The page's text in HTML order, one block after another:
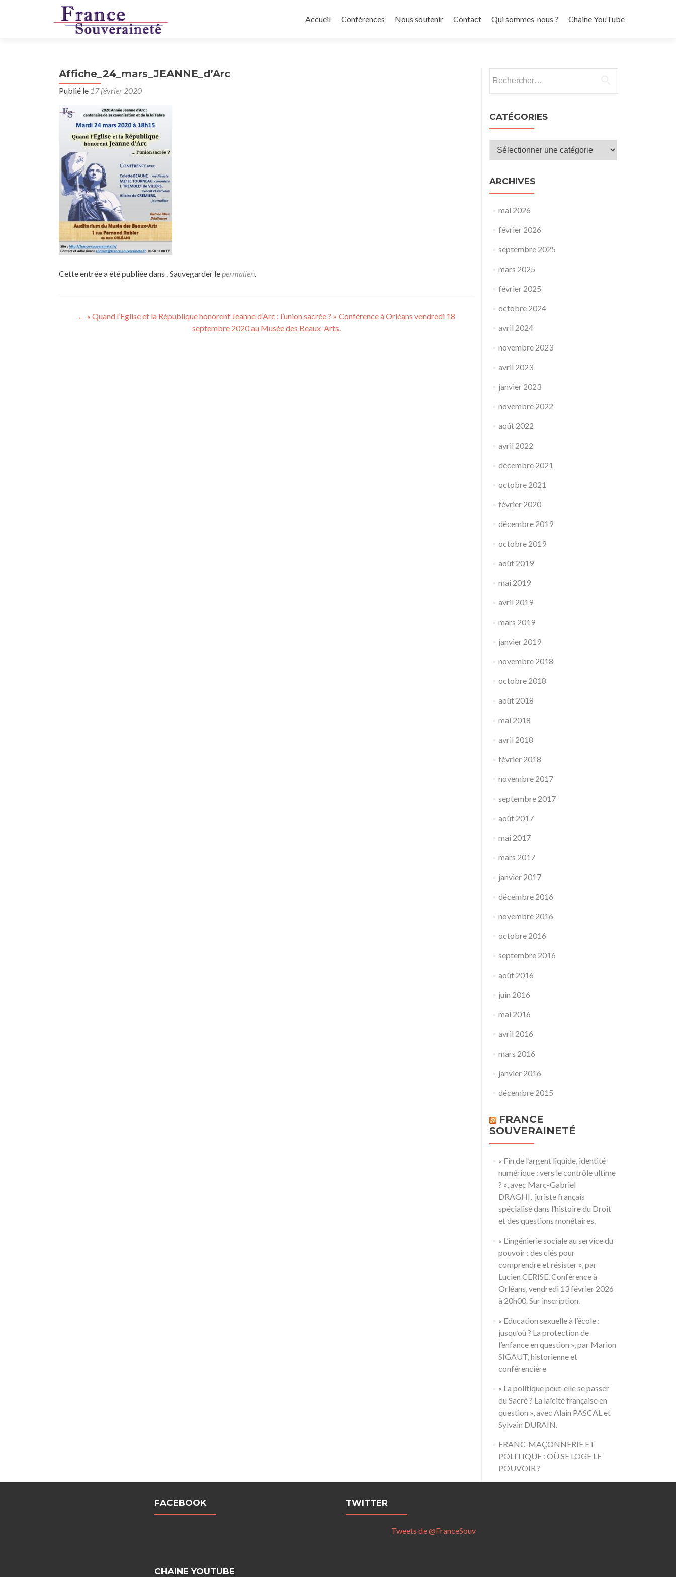
au
Accueil Conférences Nous soutenir Contact Qui sommes-nous ? Chaine YouTube
Affiche_24_mars_JEANNE_d’Arc
Publié le 17 février 2020
Cette entrée a été publiée dans . Sauvegarder lepermalien.
Navigation
← « Quand l’Eglise et la République honorent Jeanne d’Arc : l’union sacrée ? » Conférence à Orléans vendredi 18
septembre 2020 au Musée des Beaux-Arts.
CATÉGORIES
Catégories
ARCHIVES
mai 2026
février 2026
septembre 2025
mars 2025
février 2025
octobre 2024
avril 2024
novembre 2023
avril 2023
janvier 2023
novembre 2022
août 2022
avril 2022
décembre 2021
octobre 2021
février 2020
décembre 2019
octobre 2019
août 2019
mai 2019
avril 2019
mars 2019
janvier 2019
novembre 2018
octobre 2018
août 2018
mai 2018
avril 2018
février 2018
novembre 2017
septembre 2017
août 2017
mai 2017
mars 2017
janvier 2017
décembre 2016
novembre 2016
octobre 2016
septembre 2016
août 2016
juin 2016
mai 2016
avril 2016
mars 2016
janvier 2016
décembre 2015
FRANCE
SOUVERAINETÉ
« Fin de l’argent liquide, identité
numérique : vers le contrôle ultime
? », avec Marc-Gabriel
DRAGHI, juriste français
spécialisé dans l’histoire du Droit
et des questions monétaires.
« L’ingénierie sociale au service du
pouvoir : des clés pour
comprendre et résister », par
Lucien CERISE. Conférence à
Orléans, vendredi 13 février 2026
à 20h00. Sur inscription.
« Education sexuelle à l’école :
jusqu’où ? La protection de
l’enfance en question », par Marion
SIGAUT, historienne et
conférencière
« La politique peut-elle se passer
du Sacré ? La laïcité française en
question », avec Alain PASCAL et
Sylvain DURAIN.
FRANC-MAÇONNERIE ET
POLITIQUE : OÙ SE LOGE LE
POUVOIR ?
FACEBOOK
CHAINE YOUTUBE
TWITTER
Tweets de @FranceSouv